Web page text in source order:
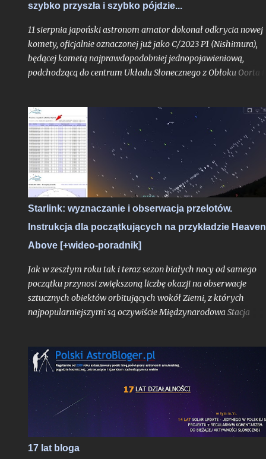
szybko przyszła i szybko pójdzie...
11 sierpnia japoński astronom amator dokonał odkrycia nowej
komety, oficjalnie oznaczonej już jako C/2023 P1 (Nishimura),
będącej kometą najprawdopodobniej jednopojawieniową,
podchodzącą do centrum Układu Słonecznego z Obłoku Oorta i
odkrycia był bardzo jasny jak na kometę, mając blask rzędu
mag.
Starlink: wyznaczanie i obserwacja przelotów.
Instrukcja dla początkujących na przykładzie
Above [+wideo-poradnik]
Jak w zeszłym roku tak i teraz sezon białych nocy od samego
początku przynosi zwiększoną liczbę okazji na obserwacje
sztucznych obiektów orbitujących wokół Ziemi, z których
najpopularniejszymi są oczywiście Międzynarodowa Stacja
Słońca pod horyzontem względem Polski sprawia, że satelity
znacznie częściej znajdują się w strefie dnia orbitalnego
się się w świetle słonecznym, będąc widocznymi z naszego
a jeśli są to Starlinki to na niebie zaczyna robić się naprawdę
tłoczno.
17 lat bloga